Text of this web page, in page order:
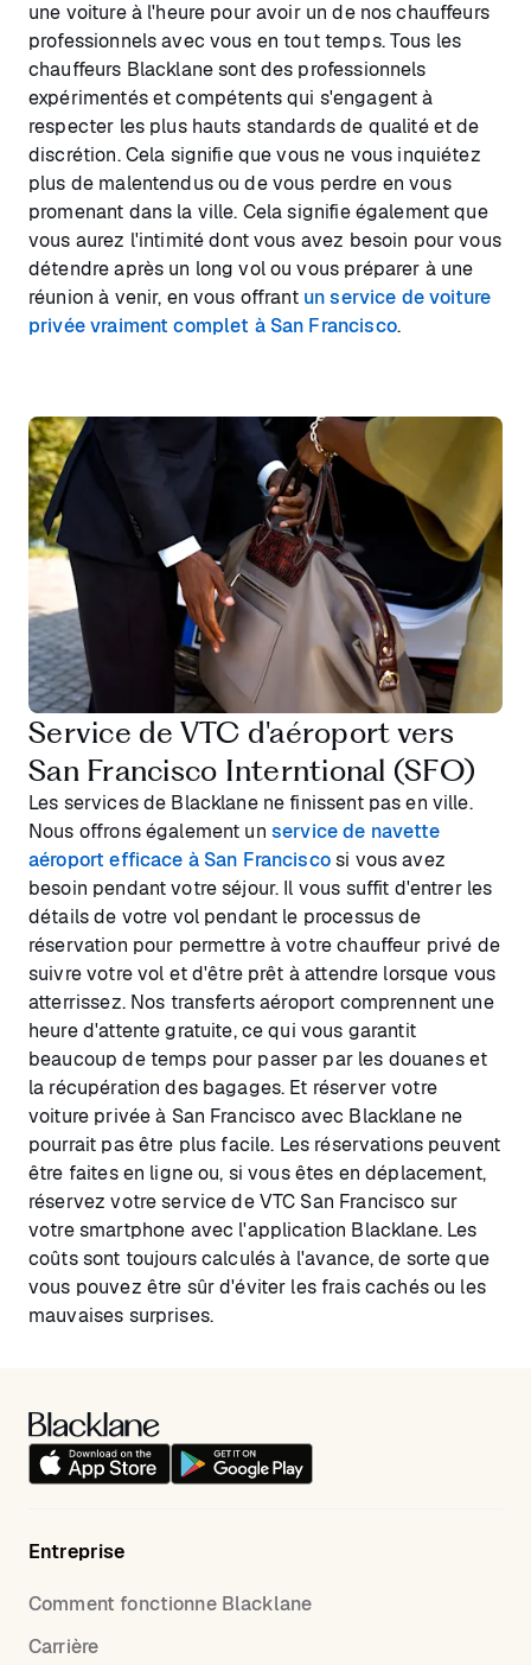
une voiture à l'heure pour avoir un de nos chauffeurs
professionnels avec vous en tout temps. Tous les
chauffeurs Blacklane sont des professionnels
expérimentés et compétents qui s'engagent à
respecter les plus hauts standards de qualité et de
discrétion. Cela signifie que vous ne vous inquiétez
plus de malentendus ou de vous perdre en vous
promenant dans la ville. Cela signifie également que
vous aurez l'intimité dont vous avez besoin pour vous
détendre après un long vol ou vous préparer à une
réunion à venir, en vous offrant un service de voiture
privée vraiment complet à San Francisco.
Service de VTC d'aéroport vers
San Francisco Interntional (SFO)
Les services de Blacklane ne finissent pas en ville.
Nous offrons également un service de navette
aéroport efficace à San Franciscosi vous avez
besoin pendant votre séjour. Il vous suffit d'entrer les
détails de votre vol pendant le processus de
réservation pour permettre à votre chauffeur privé de
suivre votre vol et d'être prêt à attendre lorsque vous
atterrissez. Nos transferts aéroport comprennent une
heure d'attente gratuite, ce qui vous garantit
beaucoup de temps pour passer par les douanes et
la récupération des bagages. Et réserver votre
voiture privée à San Francisco avec Blacklane ne
pourrait pas être plus facile. Les réservations peuvent
être faites en ligne ou, si vous êtes en déplacement,
réservez votre service de VTC San Francisco sur
votre smartphone avec l'application Blacklane. Les
coûts sont toujours calculés à l'avance, de sorte que
vous pouvez être sûr d'éviter les frais cachés ou les
mauvaises surprises.
Entreprise
Comment fonctionne Blacklane
Carrière